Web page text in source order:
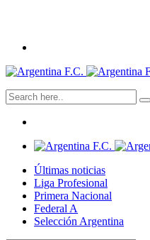
Últimas noticias
Liga Profesional
Primera Nacional
Federal A
Selección Argentina